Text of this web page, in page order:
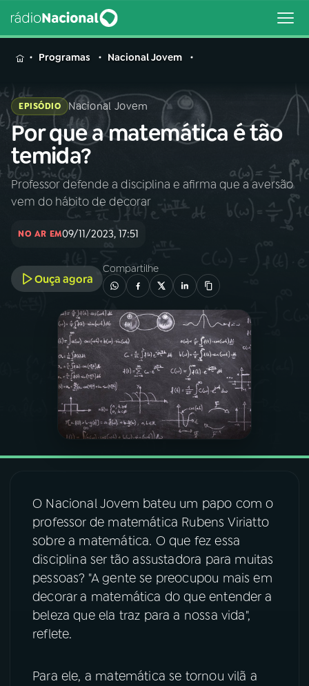
MENU
Buscar
na
Rádio
Nacional
AO VIVO
PROGRAMAÇÃO
PROGRAMAS
PODCASTS
07ÚLTIMAS
FESTIVAL DE MÚSICA
ACOMPANHE A RÁDIO NACIONAL
Instagram X
Programas Nacional Jovem
EPISÓDIO Nacional Jovem
Por que a matemática é tão
temida?
Professor defende a disciplina e afirma que a aversão
vem do hábito de decorar
NO AR EM09/11/2023, 17:51
Ouça agora
Compartilhe
O Nacional Jovem bateu um papo com o
professor de matemática Rubens Viriatto
sobre a matemática. O que fez essa
disciplina ser tão assustadora para muitas
pessoas? "A gente se preocupou mais em
decorar a matemática do que entender a
beleza que ela traz para a nossa vida",
reflete.
Para ele, a matemática se tornou vilã a